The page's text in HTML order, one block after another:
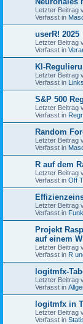
Letzter Beitrag
Verfasst in
userR! 2025
Letzter Beitrag
Verfasst in
KI-
Letzter Beitrag
Verfasst in
S&P 500
Letzter Beitrag
Verfasst in
Random
Letzter Beitrag
Verfasst in
R auf dem
Letzter Beitrag
Verfasst in Off
Letzter Beitrag
Verfasst in
Projekt
auf einem
Letzter Beitrag
Verfasst in R
logitmfx-
Letzter Beitrag
Verfasst in
logitmfx in
Letzter Beitrag
Verfasst in